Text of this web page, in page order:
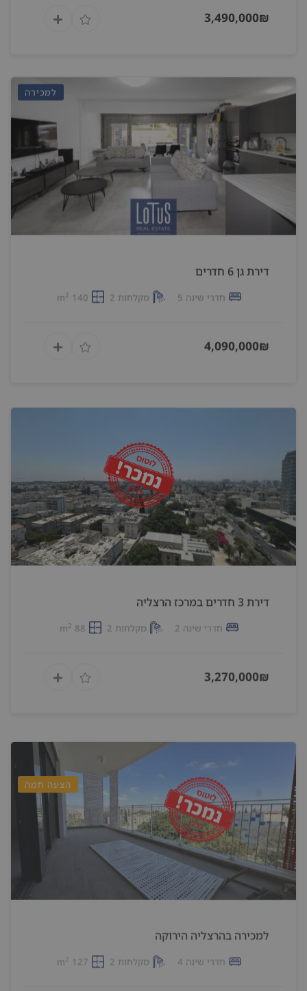
3,490,000₪
למכירה
דירת גן 6 חדרים
חדרי שינה 5 מקלחות 2 140 m
2
4,090,000₪
דירת 3 חדרים במרכז הרצליה
חדרי שינה 2 מקלחות 2 88 m
2
3,270,000₪
הצעה חמה